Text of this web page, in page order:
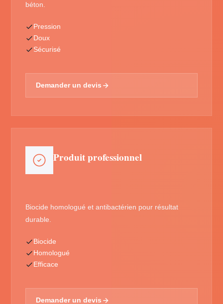
béton.
Pression
Doux
Sécurisé
Demander un devis
Produit professionnel
Biocide homologué et antibactérien pour résultat
durable.
Biocide
Homologué
Efficace
Demander un devis